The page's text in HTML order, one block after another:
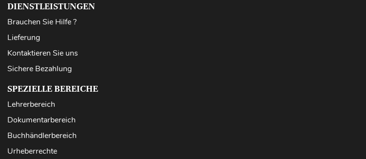
DIENSTLEISTUNGEN
Brauchen Sie Hilfe ?
Lieferung
Kontaktieren Sie uns
Sichere Bezahlung
SPEZIELLE BEREICHE
Lehrerbereich
Dokumentarbereich
Buchhändlerbereich
Urheberrechte